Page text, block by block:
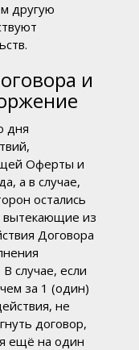
другую
и
дня
Оферты и
а в случае,
остались
вытекающие из
Договора
случае, если
за 1 (один)
не
договор,
ещё на один